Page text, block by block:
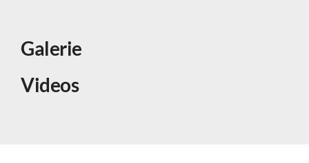
Galerie
Videos